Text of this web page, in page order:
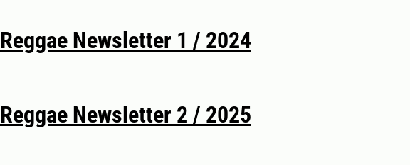
Reggae Newsletter 1 / 2024
Reggae Newsletter 2 / 2025